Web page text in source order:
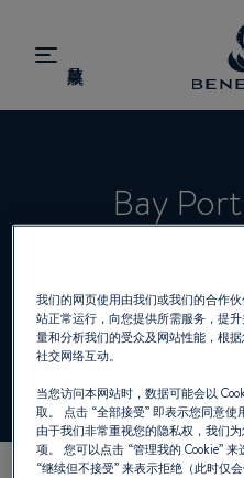
Bay
Centre/
经销商 舷内机, 舷
我们的网页使用由我们或我们的合作
站正常运行，向您提供所需服务，提
量和分析我们的受众及网站性能，根
社交网络互动。
当您访问本网站时，数据可能会以
取。 点击 “全部接受”即表示您同意使
由于我们非常重视您的隐私权，我们
项。 您可以点击 “管理我的 Cookie”来
“继续但不接受”来表示拒绝（此时仅会